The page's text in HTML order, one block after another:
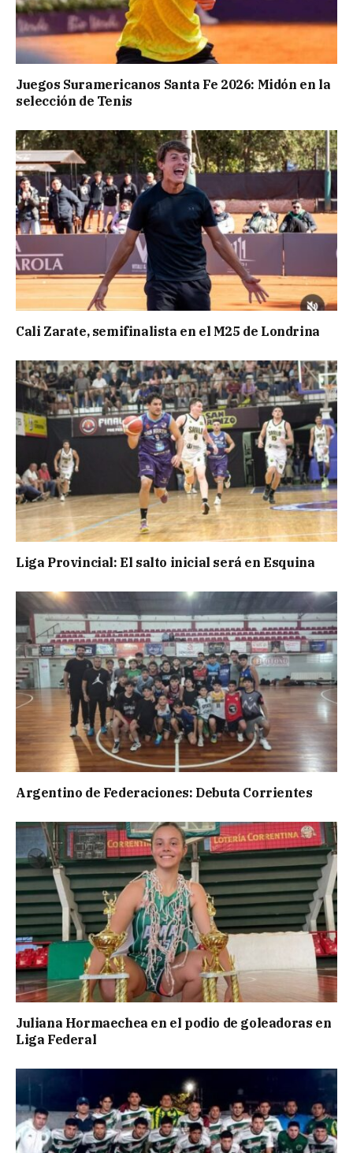
Juegos Suramericanos Santa Fe 2026: Midón en la
selección de Tenis
Cali Zarate, semifinalista en el M25 de Londrina
Liga Provincial: El salto inicial será en Esquina
Argentino de Federaciones: Debuta Corrientes
Juliana Hormaechea en el podio de goleadoras en
Liga Federal